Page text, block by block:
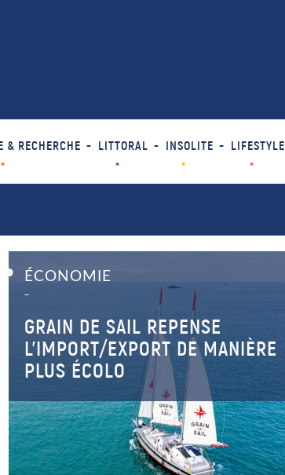
& RECHERCHE LITTORAL INSOLITE LIFESTYLE
ÉCONOMIE
–
GRAIN DE SAIL REPENSE
L’IMPORT/EXPORT DE MANIÈRE
PLUS ÉCOLO